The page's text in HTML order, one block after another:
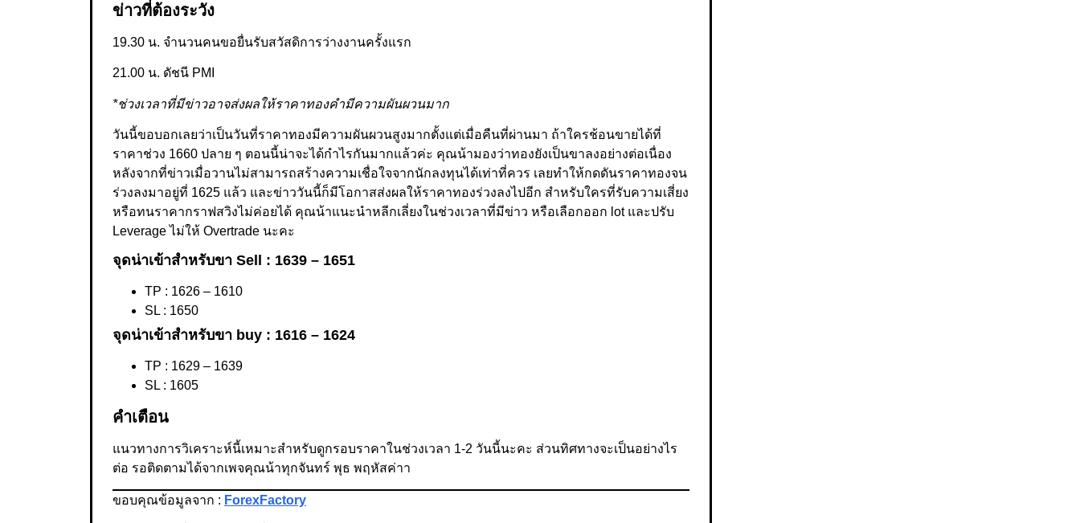
ข่าวที่ต้องระวัง
19.30 น. จำนวนคนขอยื่นรับสวัสดิการว่างงานครั้งแรก
21.00 น. ดัชนี PMI
*ช่วงเวลาที่มีข่าวอาจส่งผลให้ราคาทองคำมีความผันผวนมาก
วันนี้ขอบอกเลยว่าเป็นวันที่ราคาทองมีความผันผวนสูงมากตั้งแต่เมื่อคืนที่ผ่านมา ถ้าใครช้อนขายได้ที่
ราคาช่วง 1660 ปลาย ๆ ตอนนี้น่าจะได้กำไรกันมากแล้วค่ะ คุณน้ามองว่าทองยังเป็นขาลงอย่างต่อเนื่อง
หลังจากที่ข่าวเมื่อวานไม่สามารถสร้างความเชื่อใจจากนักลงทุนได้เท่าที่ควร เลยทำให้กดดันราคาทองจน
ร่วงลงมาอยู่ที่ 1625 แล้ว และข่าววันนี้ก็มีโอกาสส่งผลให้ราคาทองร่วงลงไปอีก สำหรับใครที่รับความเสี่ยง
หรือทนราคากราฟสวิงไม่ค่อยได้ คุณน้าแนะนำหลีกเลี่ยงในช่วงเวลาที่มีข่าว หรือเลือกออก lot และปรับ
Leverage ไม่ให้ Overtrade นะคะ
จุดน่าเข้าสำหรับขา Sell : 1639 – 1651
TP : 1626 – 1610
SL : 1650
จุดน่าเข้าสำหรับขา buy : 1616 – 1624
TP : 1629 – 1639
SL : 1605
คำเตือน
แนวทางการวิเคราะห์นี้เหมาะสำหรับดูกรอบราคาในช่วงเวลา 1-2 วันนี้นะคะ ส่วนทิศทางจะเป็นอย่างไร
ต่อ รอติดตามได้จากเพจคุณน้าทุกจันทร์ พุธ พฤหัสค่าา
ขอบคุณข้อมูลจาก : ForexFactory